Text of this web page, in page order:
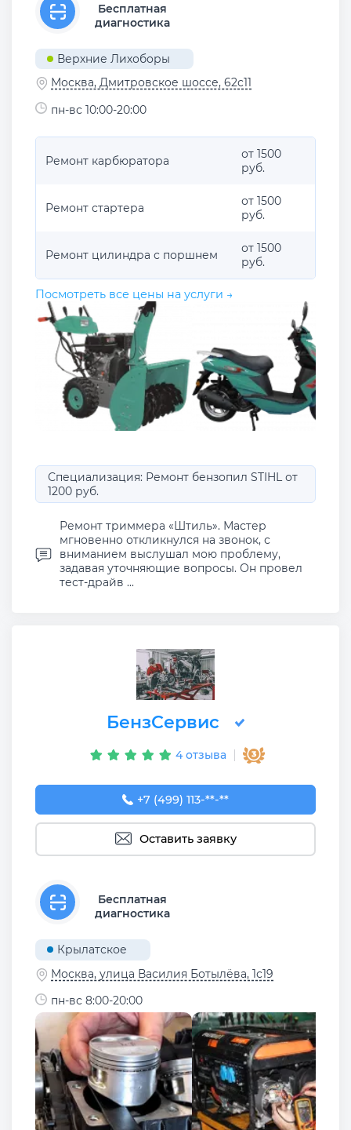
Бесплатная
диагностика
Верхние Лихоборы
Москва, Дмитровское шоссе, 62с11
пн-вс 10:00-20:00
Ремонт карбюратора
от 1500
руб.
Ремонт стартера
от 1500
руб.
Ремонт цилиндра с поршнем
от 1500
руб.
Посмотреть все цены на услуги →
Специализация: Ремонт бензопил STIHL от
1200 руб.
Ремонт триммера «Штиль». Мастер
мгновенно откликнулся на звонок, с
вниманием выслушал мою проблему,
задавая уточняющие вопросы. Он провел
тест-драйв ...
БензСервис
4 отзыва
+7 (499) 113-30-65
+7 (499) 113-**-**
Оставить заявку
Бесплатная
диагностика
Крылатское
Москва, улица Василия Ботылёва, 1с19
пн-вс 8:00-20:00